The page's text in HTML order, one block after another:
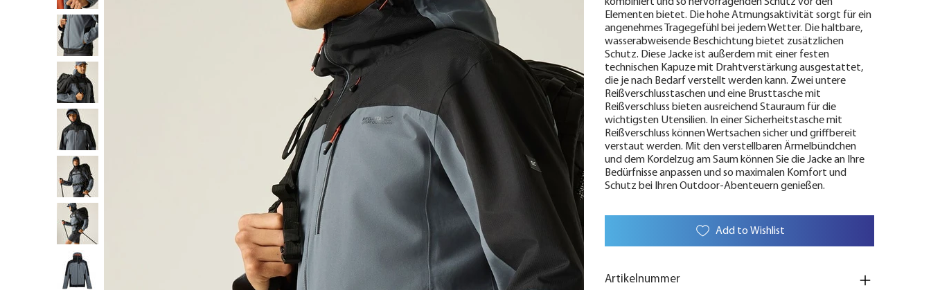
Elementen bietet. Die hohe Atmungsaktivität sorgt für ein
angenehmes Tragegefühl bei jedem Wetter. Die haltbare,
wasserabweisende Beschichtung bietet zusätzlichen
Schutz. Diese Jacke ist außerdem mit einer festen
technischen Kapuze mit Drahtverstärkung ausgestattet,
die je nach Bedarf verstellt werden kann. Zwei untere
Reißverschlusstaschen und eine Brusttasche mit
Reißverschluss bieten ausreichend Stauraum für die
wichtigsten Utensilien. In einer Sicherheitstasche mit
Reißverschluss können Wertsachen sicher und griffbereit
verstaut werden. Mit den verstellbaren Ärmelbündchen
und dem Kordelzug am Saum können Sie die Jacke an Ihre
Bedürfnisse anpassen und so maximalen Komfort und
Schutz bei Ihren Outdoor-Abenteuern genießen.
Add to Wishlist
Artikelnummer